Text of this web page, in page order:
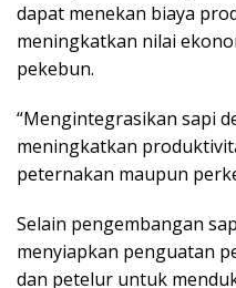
dapat menekan biaya
meningkatkan nilai
pekebun.
“Mengintegrasikan sapi
meningkatkan
peternakan maupun
Selain pengembangan
menyiapkan penguatan
dan petelur untuk